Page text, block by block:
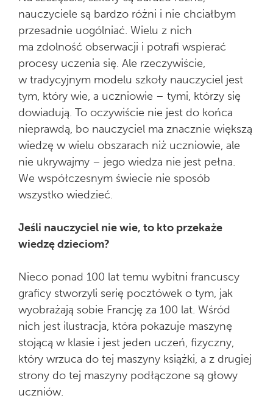
nauczyciele są bardzo różni i nie chciałbym
przesadnie uogólniać. Wielu z nich
ma zdolność obserwacji i potrafi wspierać
procesy uczenia się. Ale rzeczywiście,
w tradycyjnym modelu szkoły nauczyciel jest
tym, który wie, a uczniowie – tymi, którzy się
dowiadują. To oczywiście nie jest do końca
nieprawdą, bo nauczyciel ma znacznie większą
wiedzę w wielu obszarach niż uczniowie, ale
nie ukrywajmy – jego wiedza nie jest pełna.
We współczesnym świecie nie sposób
wszystko wiedzieć.
Jeśli nauczyciel nie wie, to kto przekaże
wiedzę dzieciom?
Nieco ponad 100 lat temu wybitni francuscy
graficy stworzyli serię pocztówek o tym, jak
wyobrażają sobie Francję za 100 lat. Wśród
nich jest ilustracja, która pokazuje maszynę
stojącą w klasie i jest jeden uczeń, fizyczny,
który wrzuca do tej maszyny książki, a z drugiej
strony do tej maszyny podłączone są głowy
uczniów.